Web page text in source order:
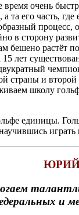
время очень
его часть,
процесс,
в сторону
растёт
лет
страны и
школу
единицы.
играть
и